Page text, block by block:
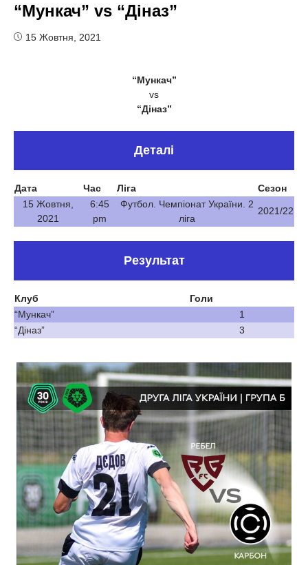
“Мункач” vs “Діназ”
15 Жовтня, 2021
“Мункач”
vs
“Діназ”
Деталі
Дата Час Ліга
Сезон
15 Жовтня,
2021
6:45
pm
Футбол. Чемпіонат України. 2
ліга
2021/22
Результат
Клуб
Голи
“Мункач”
1
“Діназ”
3